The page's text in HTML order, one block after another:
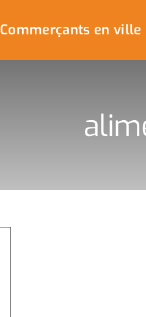
Commerçants en ville